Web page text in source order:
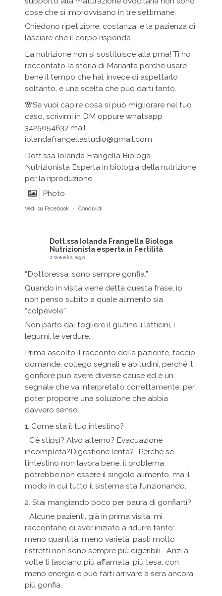
cose che si improvvisano in tre settimane.
Chiedono ripetizione, costanza, e la pazienza di
lasciare che il corpo risponda.
La nutrizione non si sostituisce alla pma! Ti ho
raccontato la storia di Mariarita perché usare
bene il tempo che hai, invece di aspettarlo
soltanto, è una scelta che può darti tanto.
🌸Se vuoi capire cosa si può migliorare nel tuo
caso, scrivimi in DM oppure whatsapp
3425054637 mail
iolandafrangellastudio@gmail.com
Dott.ssa Iolanda Frangella Biologa
Nutrizionista Esperta in biologia della nutrizione
per la riproduzione
Photo
Vedi su Facebook · Condividi
Dott.ssa Iolanda Frangella Biologa
Nutrizionista esperta in Fertilità
2 weeks ago
“Dottoressa, sono sempre gonfia.”
Quando in visita viene detta questa frase, io
non penso subito a quale alimento sia
“colpevole”.
Non parto dal togliere il glutine, i latticini, i
legumi, le verdure.
Prima ascolto il racconto della paziente, faccio
domande, collego segnali e abitudini, perché il
gonfiore può avere diverse cause ed è un
segnale che va interpretato correttamente, per
poter proporre una soluzione che abbia
davvero senso.
1. Come sta il tuo intestino?
C’è stipsi? Alvo alterno? Evacuazione
incompleta?Digestione lenta? Perché se
l’intestino non lavora bene, il problema
potrebbe non essere il singolo alimento, ma il
modo in cui tutto il sistema sta funzionando.
2. Stai mangiando poco per paura di gonfiarti?
Alcune pazienti, già in prima visita, mi
raccontano di aver iniziato a ridurre tanto:
meno quantità, meno varietà, pasti molto
ristretti non sono sempre più digeribili. Anzi a
volte ti lasciano più affamata, più tesa, con
meno energia e può farti arrivare a sera ancora
più gonfia.